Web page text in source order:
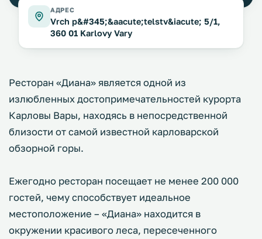
АДРЕС
Vrch p&#345;&aacute;telstv&iacute; 5/1,
360 01 Karlovy Vary
Ресторан «Диана» является одной из
излюбленных достопримечательностей курорта
Карловы Вары, находясь в непосредственной
близости от самой известной карловарской
обзорной горы.
Ежегодно ресторан посещает не менее 200 000
гостей, чему способствует идеальное
местоположение – «Диана» находится в
окружении красивого леса, пересеченного